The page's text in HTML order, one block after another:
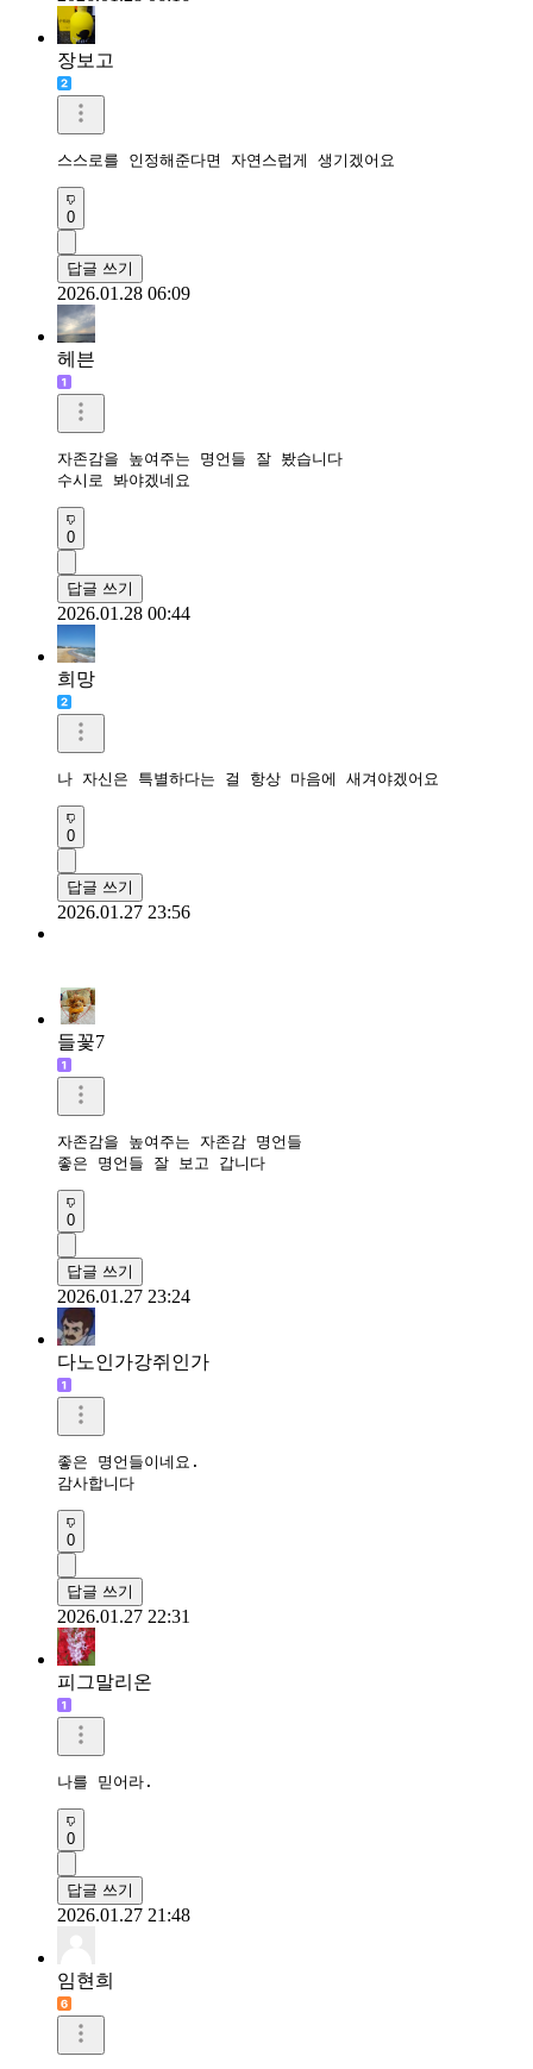
장보고
스스로를 인정해준다면 자연스럽게 생기겠어요
0
답글 쓰기
2026.01.28 06:09
헤븐
자존감을 높여주는 명언들 잘 봤습니다
수시로 봐야겠네요
0
답글 쓰기
2026.01.28 00:44
희망
나 자신은 특별하다는 걸 항상 마음에 새겨야겠어요
0
답글 쓰기
2026.01.27 23:56
들꽃7
자존감을 높여주는 자존감 명언들
좋은 명언들 잘 보고 갑니다
0
답글 쓰기
2026.01.27 23:24
다노인가강쥐인가
좋은 명언들이네요.
감사합니다
0
답글 쓰기
2026.01.27 22:31
피그말리온
나를 믿어라.
0
답글 쓰기
2026.01.27 21:48
임현희